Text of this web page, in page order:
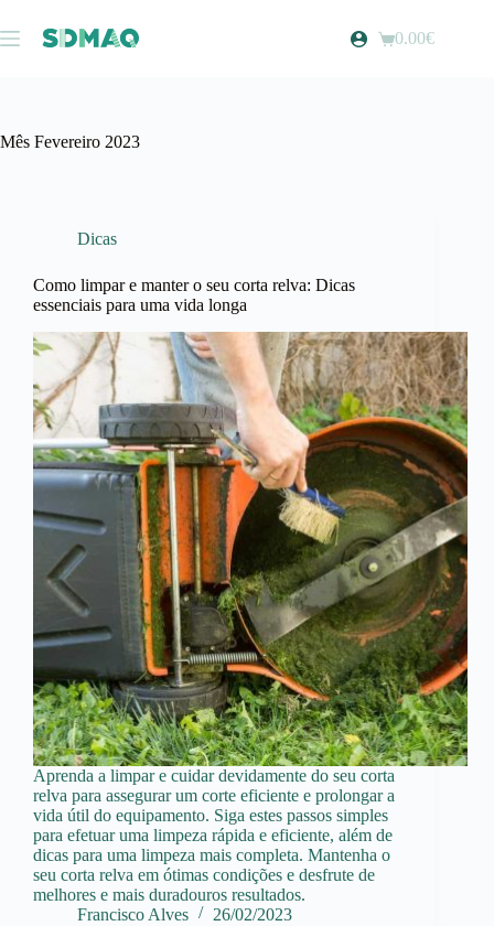
para
o
Carrinho
0.00€
Mês Fevereiro 2023
Dicas
Como limpar e manter o seu corta relva: Dicas
essenciais para uma vida longa
Aprenda a limpar e cuidar devidamente do seu corta
relva para assegurar um corte eficiente e prolongar a
vida útil do equipamento. Siga estes passos simples
para efetuar uma limpeza rápida e eficiente, além de
dicas para uma limpeza mais completa. Mantenha o
seu corta relva em ótimas condições e desfrute de
melhores e mais duradouros resultados.
Francisco Alves
26/02/2023